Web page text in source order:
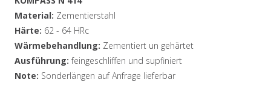
Material: Zementierstahl
Härte: 62 - 64 HRc
Wärmebehandlung: Zementiert un gehärtet
Ausführung: feingeschliffen und supfiniert
Note: Sonderlängen auf Anfrage lieferbar